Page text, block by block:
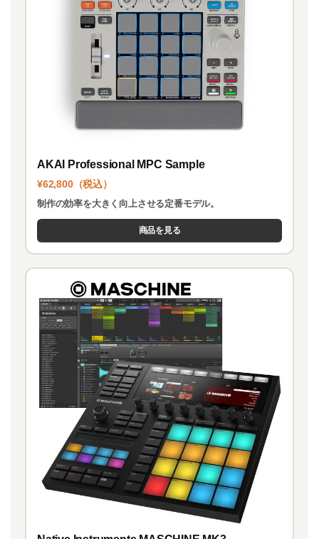
AKAI Professional MPC Sample
¥62,800（税込）
制作の効率を大きく向上させる定番モデル。
商品を見る